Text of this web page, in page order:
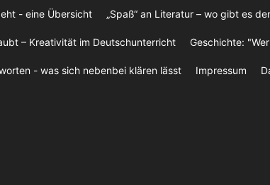
- eine Übersicht „Spaß“ an Literatur – wo gibt es
– Kreativität im Deutschunterricht Geschichte:
- was sich nebenbei klären lässt Impressum